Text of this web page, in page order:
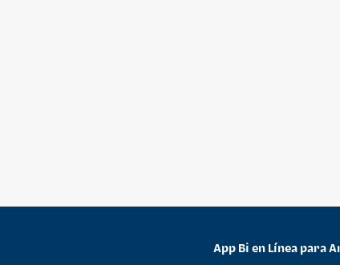
App Bi en Línea para